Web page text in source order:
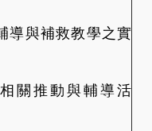
導與補救教學之實
關推動與輔導活